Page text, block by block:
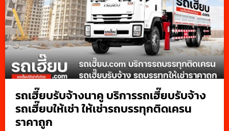
รถเฮี๊ยบรับจ้างนาคู บริการรถเฮี๊ยบรับจ้าง
รถเฮี๊ยบให้เช่า ให้เช่ารถบรรทุกติดเครน
ราคาถูก